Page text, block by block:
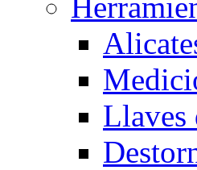
Llaves